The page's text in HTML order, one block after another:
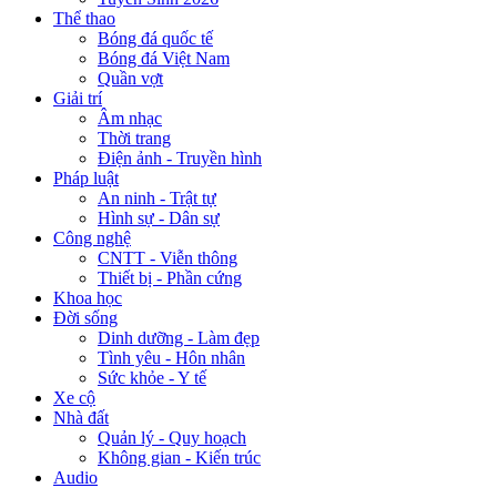
Thể thao
Bóng đá quốc tế
Bóng đá Việt Nam
Quần vợt
Giải trí
Âm nhạc
Thời trang
Điện ảnh - Truyền hình
Pháp luật
An ninh - Trật tự
Hình sự - Dân sự
Công nghệ
CNTT - Viễn thông
Thiết bị - Phần cứng
Khoa học
Đời sống
Dinh dưỡng - Làm đẹp
Tình yêu - Hôn nhân
Sức khỏe - Y tế
Xe cộ
Nhà đất
Quản lý - Quy hoạch
Không gian - Kiến trúc
Audio